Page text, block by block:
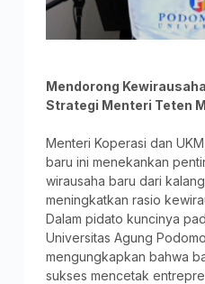
Mendorong
Strategi Menteri Teten
Menteri Koperasi dan
baru ini menekankan
wirausaha baru dari
meningkatkan rasio
Dalam pidato kuncinya
Universitas Agung
mengungkapkan bahwa
sukses mencetak